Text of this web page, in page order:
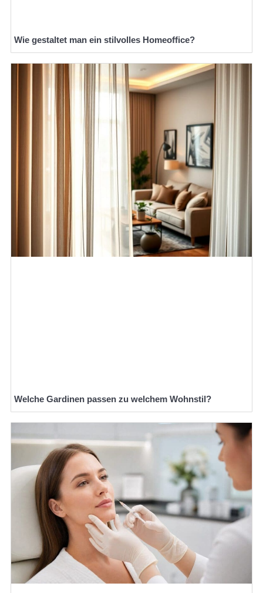
Wie gestaltet man ein stilvolles Homeoffice?
Welche Gardinen passen zu welchem Wohnstil?